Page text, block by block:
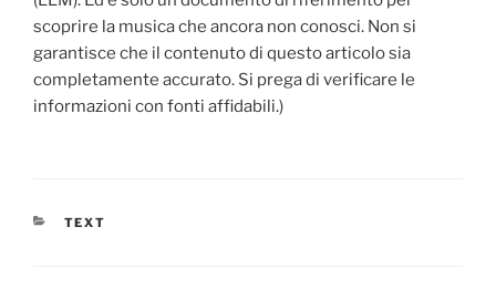
scoprire la musica che ancora non conosci. Non si
garantisce che il contenuto di questo articolo sia
completamente accurato. Si prega di verificare le
informazioni con fonti affidabili.)
CATEGORIES
TEXT